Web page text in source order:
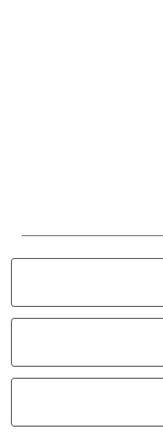
Alle Preise inkl.
© 1986-2026 E.M.P.
EMP Online